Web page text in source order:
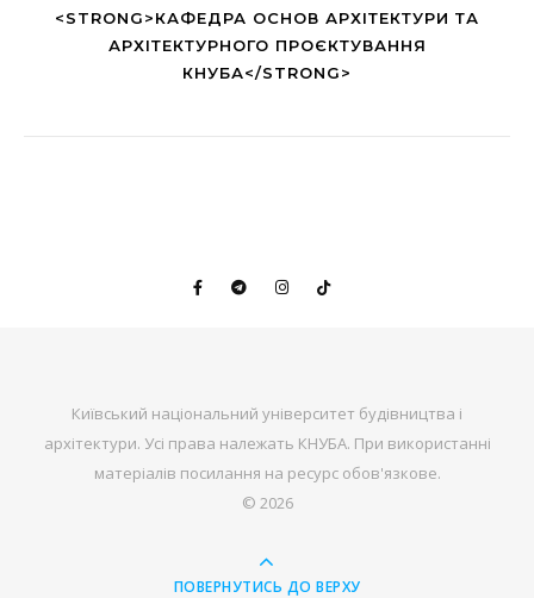
<STRONG>КАФЕДРА ОСНОВ АРХІТЕКТУРИ ТА
АРХІТЕКТУРНОГО ПРОЄКТУВАННЯ
КНУБА</STRONG>
Київський національний університет будівництва і
архітектури. Усі права належать КНУБА. При використанні
матеріалів посилання на ресурс обов'язкове.
© 2026
ПОВЕРНУТИСЬ ДО ВЕРХУ